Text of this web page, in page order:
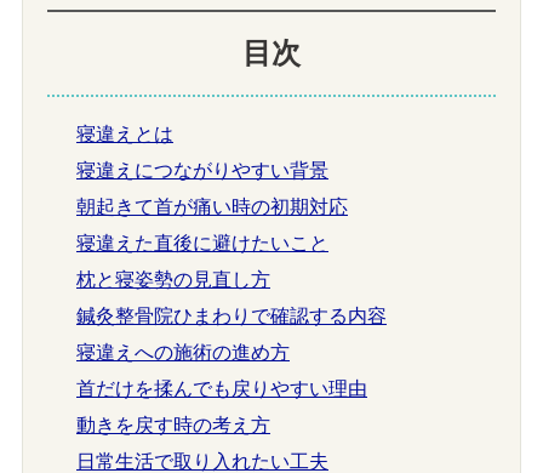
目次
寝違えとは
寝違えにつながりやすい背景
朝起きて首が痛い時の初期対応
寝違えた直後に避けたいこと
枕と寝姿勢の見直し方
鍼灸整骨院ひまわりで確認する内容
寝違えへの施術の進め方
首だけを揉んでも戻りやすい理由
動きを戻す時の考え方
日常生活で取り入れたい工夫